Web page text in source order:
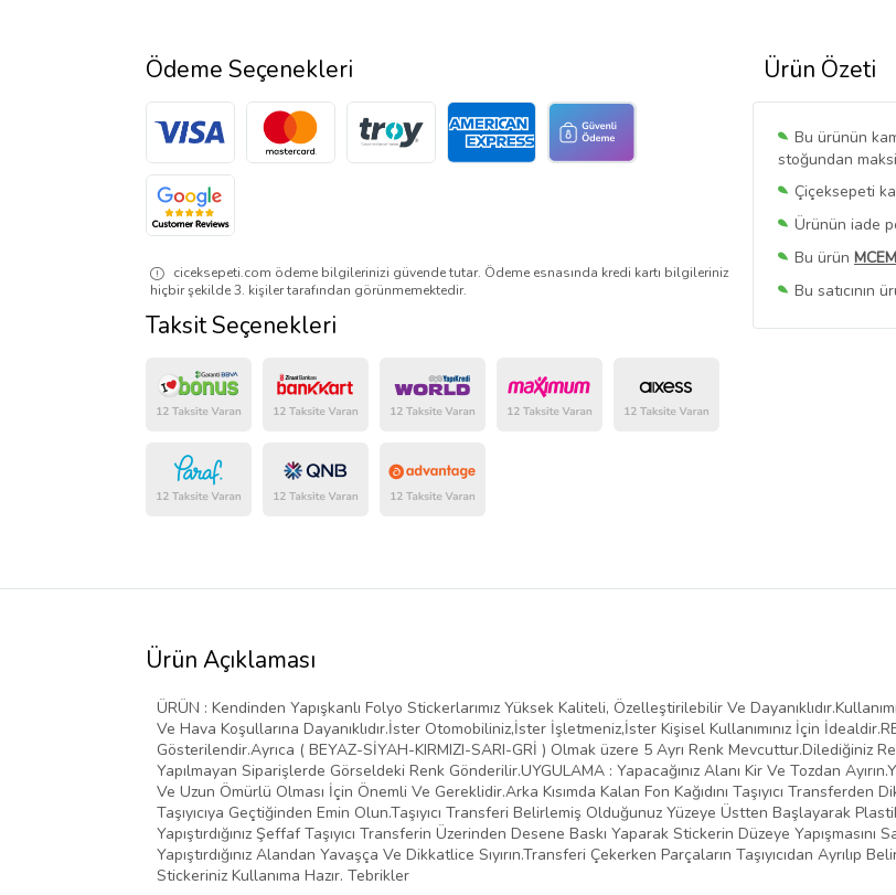
Ürün Özeti
Bu ürünün
stoğundan
Çiçeksepeti
Ürünün iade
Bu ürün
Bu satıcının
Bu Satıcının
Ödeme Seçenekleri
ciceksepeti.com ödeme bilgilerinizi güvende tutar. Ödeme esnasında kredi kartı bilgileriniz
hiçbir şekilde 3. kişiler tarafından görünmemektedir.
Taksit Seçenekleri
Ürün Açıklaması
ÜRÜN : Kendinden Yapışkanlı Folyo Stickerlarımız Yüksek Kaliteli, Özelleştirilebilir Ve
Ve Hava Koşullarına Dayanıklıdır.İster Otomobiliniz,İster İşletmeniz,İster Kişisel Kullanımınız İçin
Gösterilendir.Ayrıca ( BEYAZ-SİYAH-KIRMIZI-SARI-GRİ ) Olmak üzere 5 Ayrı Renk Mevcuttur.Dilediğiniz
Yapılmayan Siparişlerde Görseldeki Renk Gönderilir.UYGULAMA : Yapacağınız Alanı Kir Ve Tozdan
Ve Uzun Ömürlü Olması İçin Önemli Ve Gereklidir.Arka Kısımda Kalan Fon Kağıdını Taşıyıcı Transferden
Taşıyıcıya Geçtiğinden Emin Olun.Taşıyıcı Transferi Belirlemiş Olduğunuz Yüzeye Üstten Başlayarak
Yapıştırdığınız Şeffaf Taşıyıcı Transferin Üzerinden Desene Baskı Yaparak Stickerin Düzeye Yapışmasını
Yapıştırdığınız Alandan Yavaşça Ve Dikkatlice Sıyırın.Transferi Çekerken Parçaların Taşıyıcıdan Ayrılıp
Stickeriniz Kullanıma Hazır. Tebrikler